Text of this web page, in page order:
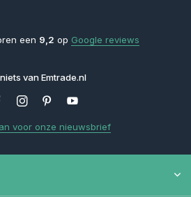
een 9,2 op Google reviews
van Emtrade.nl
voor onze nieuwsbrief